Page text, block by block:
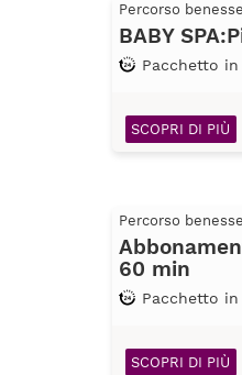
Percorso
BABY
Pacchetto in
SCOPRI DI PIÙ
Percorso
60 min
Pacchetto in
SCOPRI DI PIÙ